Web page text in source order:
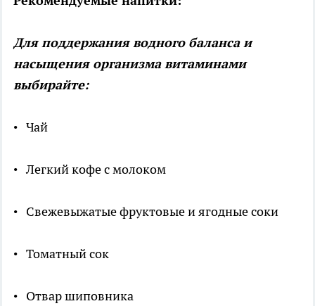
Для поддержания водного баланса и
насыщения организма витаминами
выбирайте:
• Чай
• Легкий кофе с молоком
• Свежевыжатые фруктовые и ягодные соки
• Томатный сок
• Отвар шиповника